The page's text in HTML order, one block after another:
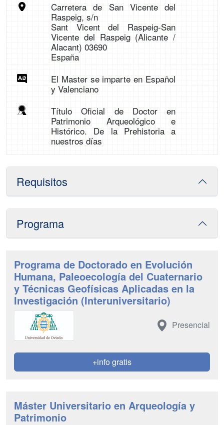
Carretera de San Vicente del
Raspeig, s/n
Sant Vicent del Raspeig-San
Vicente del Raspeig (Alicante /
Alacant) 03690
España
El Master se imparte en Español
y Valenciano
Título Oficial de Doctor en
Patrimonio Arqueológico e
Histórico. De la Prehistoria a
nuestros días
Requisitos
Programa
Programa de Doctorado en Evolución
Humana, Paleoecología del Cuaternario
y Técnicas Geofísicas Aplicadas en la
Investigación (Interuniversitario)
Presencial
+info gratis
Máster Universitario en Arqueología y
Patrimonio